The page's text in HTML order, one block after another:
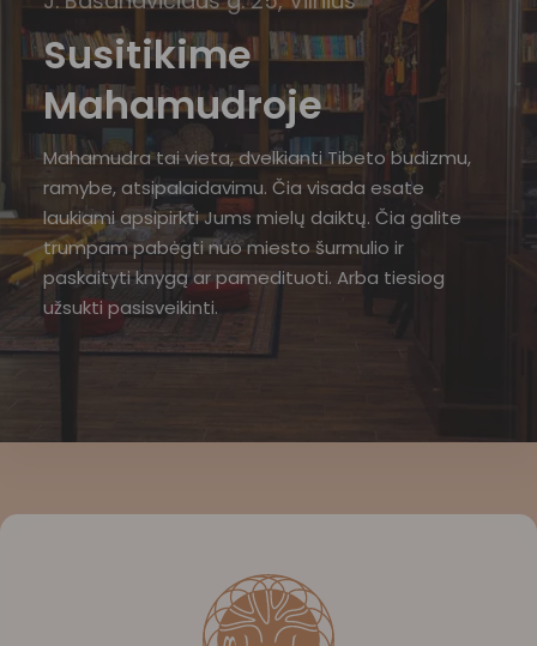
Susitikime
Mahamudroje
Mahamudra tai vieta, dvelkianti Tibeto budizmu,
ramybe, atsipalaidavimu. Čia visada esate
laukiami apsipirkti Jums mielų daiktų. Čia galite
trumpam pabėgti nuo miesto šurmulio ir
paskaityti knygą ar pamedituoti. Arba tiesiog
užsukti pasisveikinti.